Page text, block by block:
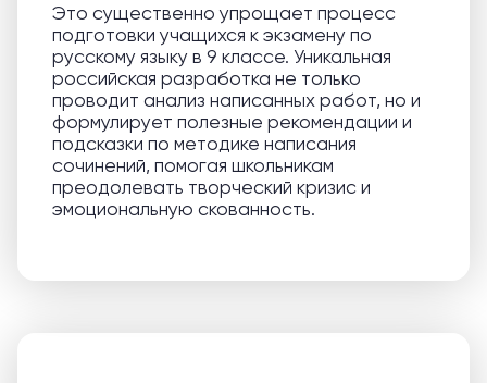
Это существенно упрощает процесс
подготовки учащихся к экзамену по
русскому языку в 9 классе. Уникальная
российская разработка не только
проводит анализ написанных работ, но и
формулирует полезные рекомендации и
подсказки по методике написания
сочинений, помогая школьникам
преодолевать творческий кризис и
эмоциональную скованность.